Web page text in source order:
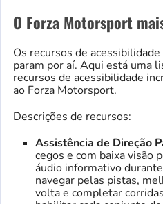
O Forza Motorsport
Os recursos de
param por aí. Aqui está uma
recursos de acessibilidade
ao Forza Motorsport.
Descrições de recursos:
Assistência de Direção
cegos e com baixa visão
áudio informativo
navegar pelas pistas,
volta e completar